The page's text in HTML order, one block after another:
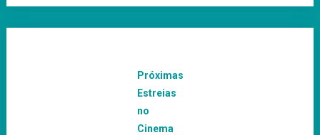
Próximas
Estreias
no
Cinema